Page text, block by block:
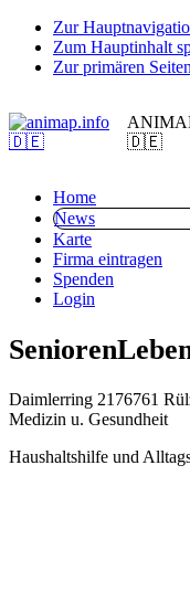
Zur
Zum Hauptinhalt
Zur primären
🇩🇪
Home
News
Karte
Firma eintragen
Spenden
Login
Daimlerring 21 76761
Medizin u. Gesundheit
Haushaltshilfe und